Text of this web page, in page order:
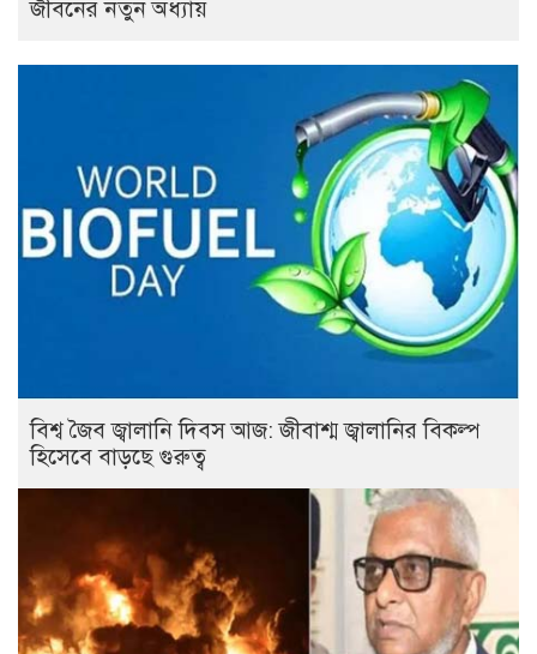
জীবনের নতুন অধ্যায়
বিশ্ব জৈব জ্বালানি দিবস আজ: জীবাশ্ম জ্বালানির বিকল্প
হিসেবে বাড়ছে গুরুত্ব